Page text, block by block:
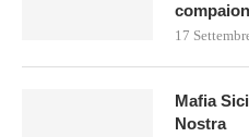
17
Mafia
Nostra